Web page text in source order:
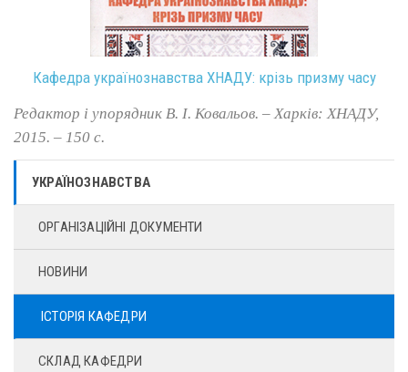
Кафедра українознавства ХНАДУ: крізь призму часу
Редактор і упорядник В. І. Ковальов. – Харків: ХНАДУ,
2015. – 150 с.
УКРАЇНОЗНАВСТВА
ОРГАНІЗАЦІЙНІ ДОКУМЕНТИ
НОВИНИ
ІСТОРІЯ КАФЕДРИ
СКЛАД КАФЕДРИ